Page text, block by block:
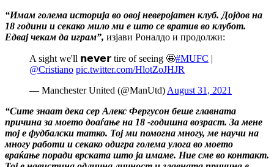
“Имам голема историја во овој неверојатен клуб. Дојдов на
18 години и секако мило ми е што се вратив во клубот.
Едвај чекам да играм”, изјави Роналдо и продолжи:
A sight we'll 𝗻𝗲𝘃𝗲𝗿 tire of seeing 🤩#MUFC |
@Cristiano pic.twitter.com/HlotZoJHJR
— Manchester United (@ManUtd) August 31, 2021
“Сите знаат дека сер Алекс Фергусон беше главната
причина за моето доаѓање на 18 -годишна возраст. За мене
тој е фудбалски татко. Тој ми помогна многу, ме научи на
многу работи и секако одигра голема улога во моето
враќање поради врската што ја имаме. Ние сме во контакт.